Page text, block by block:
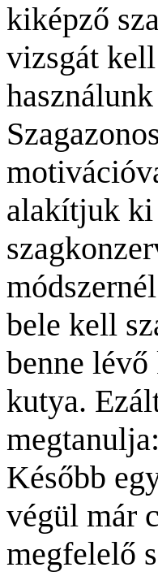
kiképző
vizsgát
alakítjuk ki
bele kell
benne
kutya.
Később
végül már
megfelelő